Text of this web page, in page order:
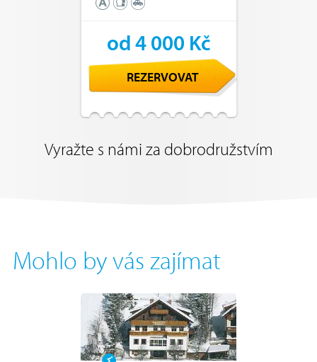
od 4 000 Kč
REZERVOVAT
Vyražte s námi za dobrodružstvím
Mohlo by vás zajímat